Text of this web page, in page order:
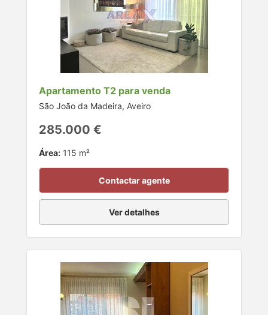
Apartamento T2 para venda
São João da Madeira, Aveiro
285.000 €
Área: 115 m²
Contactar agente
Ver detalhes